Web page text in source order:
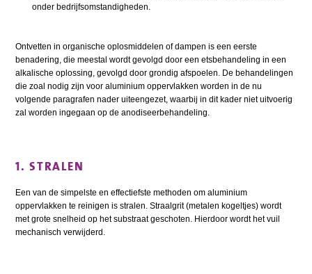
onder bedrijfsomstandigheden.
Ontvetten in organische oplosmiddelen of dampen is een eerste
benadering, die meestal wordt gevolgd door een etsbehandeling in een
alkalische oplossing, gevolgd door grondig afspoelen. De behandelingen
die zoal nodig zijn voor aluminium oppervlakken worden in de nu
volgende paragrafen nader uiteengezet, waarbij in dit kader niet uitvoerig
zal worden ingegaan op de anodiseerbehandeling.
1. STRALEN
Een van de simpelste en effectiefste methoden om aluminium
oppervlakken te reinigen is stralen. Straalgrit (metalen kogeltjes) wordt
met grote snelheid op het substraat geschoten. Hierdoor wordt het vuil
mechanisch verwijderd.